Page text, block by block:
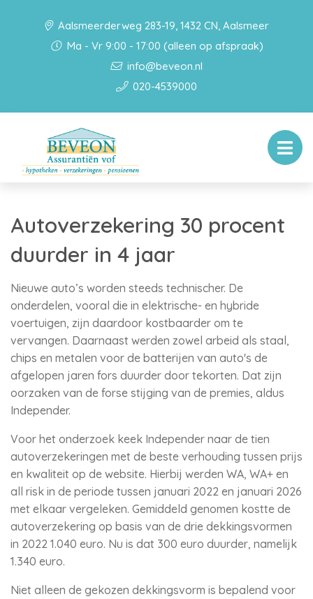
Aalsmeerderweg 283-19, 1432 CN, Aalsmeer
Ma - Vr 9:00 - 17:00 (alleen op afspraak)
info@beveon.nl
020-4539000
Autoverzekering 30 procent
duurder in 4 jaar
Nieuwe auto’s worden steeds technischer. De
onderdelen, vooral die in elektrische- en hybride
voertuigen, zijn daardoor kostbaarder om te
vervangen. Daarnaast werden zowel arbeid als staal,
chips en metalen voor de batterijen van auto's de
afgelopen jaren fors duurder door tekorten. Dat zijn
oorzaken van de forse stijging van de premies, aldus
Independer.
Voor het onderzoek keek Independer naar de tien
autoverzekeringen met de beste verhouding tussen prijs
en kwaliteit op de website. Hierbij werden WA, WA+ en
all risk in de periode tussen januari 2022 en januari 2026
met elkaar vergeleken. Gemiddeld genomen kostte de
autoverzekering op basis van de drie dekkingsvormen
in 2022 1.040 euro. Nu is dat 300 euro duurder, namelijk
1.340 euro.
Niet alleen de gekozen dekkingsvorm is bepalend voor